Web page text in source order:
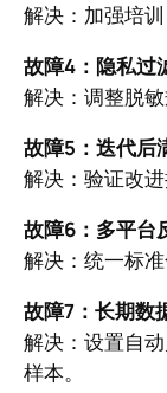
解决：加强培
故障4：隐私过
解决：调整脱
故障5：迭代后
解决：验证改
故障6：多平台
解决：统一标
故障7：长期数
解决：设置自
样本。